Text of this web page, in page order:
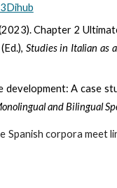
Chapter 2
Studies in Italian as
development: A
and Bilingual
Spanish corpora